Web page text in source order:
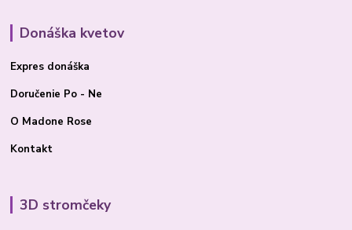
Donáška kvetov
Expres donáška
Doručenie Po - Ne
O Madone Rose
Kontakt
3D stromčeky